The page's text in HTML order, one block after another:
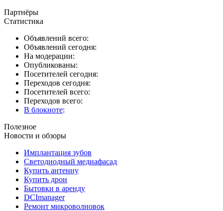
Партнёры
Статистика
Объявлений всего:
Объявлений сегодня:
На модерации:
Опубликованы:
Посетителей сегодня:
Переходов сегодня:
Посетителей всего:
Переходов всего:
В блокноте:
Полезное
Новости и обзоры
Имплантация зубов
Светодиодный медиафасад
Купить антенну
Купить дрон
Бытовки в аренду
DCImanager
Ремонт микроволновок